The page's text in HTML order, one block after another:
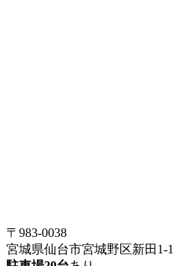
〒983-0038
宮城県仙台市宮城野区新田1-